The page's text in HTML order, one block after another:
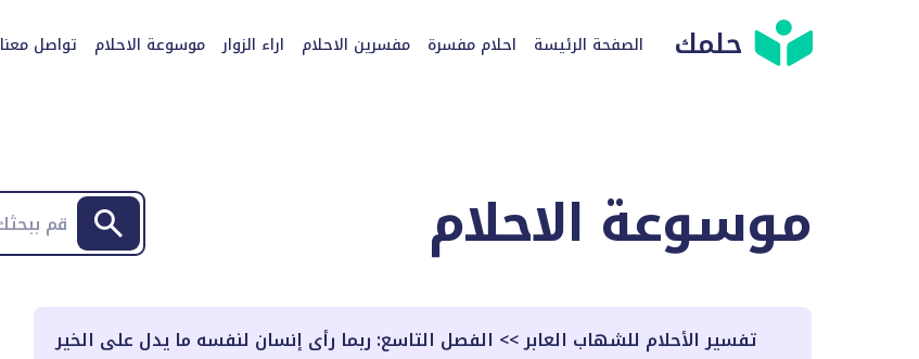
حلمك الصفحة الرئيسة احلام مفسرة مفسرين الاحلام اراء الزوار موسوعة الاحلام تواصل معنا
موسوعة الاحلام
تفسير الأحلام للشهاب العابر>> الفصل التاسع: ربما رأى إنسان لنفسه ما يدل على الخير